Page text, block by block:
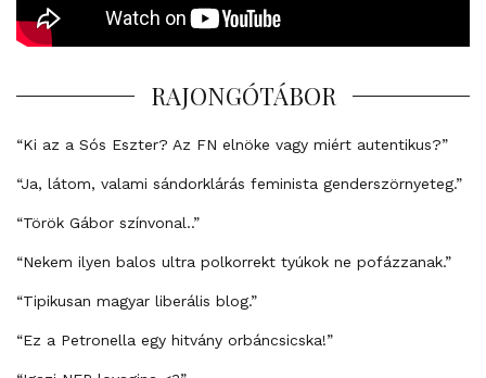
RAJONGÓTÁBOR
“Ki az a Sós Eszter? Az FN elnöke vagy miért autentikus?”
“Ja, látom, valami sándorklárás feminista genderszörnyeteg.”
“Török Gábor színvonal..”
“Nekem ilyen balos ultra polkorrekt tyúkok ne pofázzanak.”
“Tipikusan magyar liberális blog.”
“Ez a Petronella egy hitvány orbáncsicska!”